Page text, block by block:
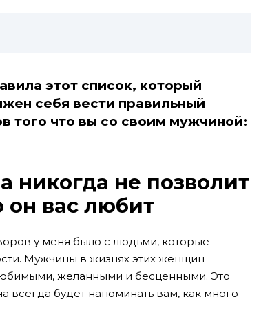
этот список, который
себя вести правильный
того что вы со своим мужчиной:
никогда не позволит
он вас любит
у меня было с людьми, которые
Мужчины в жизнях этих женщин
желанными и бесценными. Это
всегда будет напоминать вам, как много